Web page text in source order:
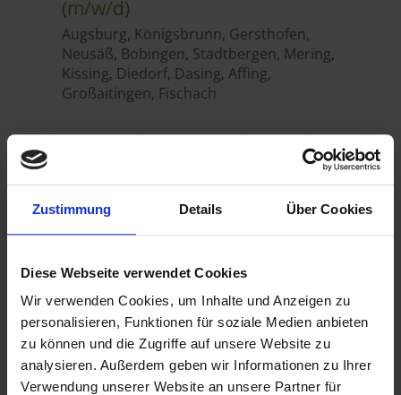
Zustimmung Details Über Cookies
Diese Webseite verwendet Cookies
Wir verwenden Cookies, um Inhalte und Anzeigen zu
personalisieren, Funktionen für soziale Medien anbieten
zu können und die Zugriffe auf unsere Website zu
analysieren. Außerdem geben wir Informationen zu Ihrer
Verwendung unserer Website an unsere Partner für